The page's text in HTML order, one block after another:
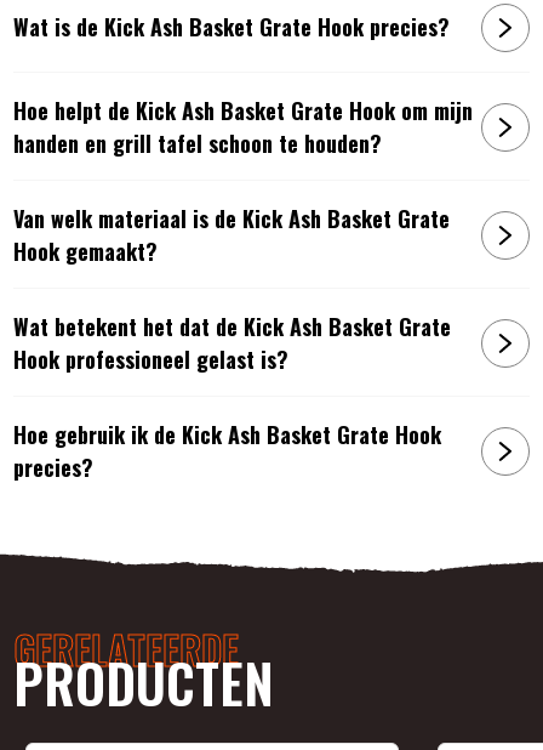
Wat is de Kick Ash Basket Grate Hook precies?
Hoe helpt de Kick Ash Basket Grate Hook om mijn
handen en grill tafel schoon te houden?
Van welk materiaal is de Kick Ash Basket Grate
Hook gemaakt?
Wat betekent het dat de Kick Ash Basket Grate
Hook professioneel gelast is?
Hoe gebruik ik de Kick Ash Basket Grate Hook
precies?
GERELATEERDE
PRODUCTEN